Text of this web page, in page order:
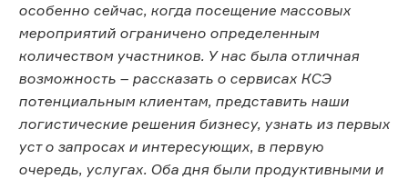
особенно сейчас, когда посещение массовых
мероприятий ограничено определенным
количеством участников. У нас была отличная
возможность – рассказать о сервисах КСЭ
потенциальным клиентам, представить наши
логистические решения бизнесу, узнать из первых
уст о запросах и интересующих, в первую
очередь, услугах. Оба дня были продуктивными и